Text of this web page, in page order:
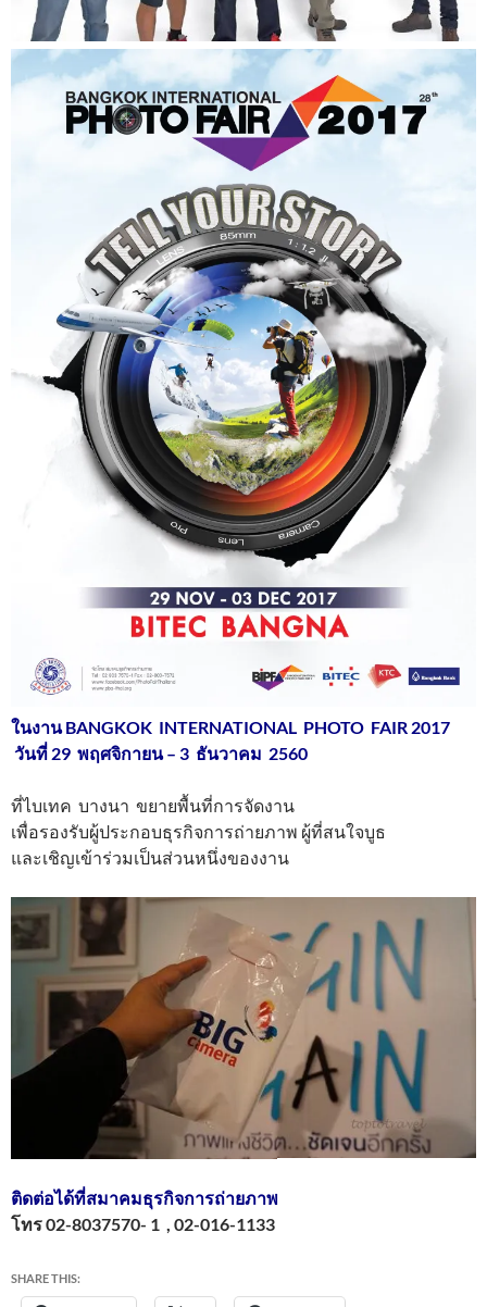
ในงาน BANGKOK INTERNATIONAL PHOTO FAIR 2017
วันที่ 29 พฤศจิกายน – 3 ธันวาคม 2560
ที่ไบเทค บางนา ขยายพื้นที่การจัดงาน
เพื่อรองรับผู้ประกอบธุรกิจการถ่ายภาพ ผู้ที่สนใจบูธ
และเชิญเข้าร่วมเป็นส่วนหนึ่งของงาน
ติดต่อได้ที่สมาคมธุรกิจการถ่ายภาพ
โทร 02-8037570- 1 , 02-016-1133
SHARE THIS: